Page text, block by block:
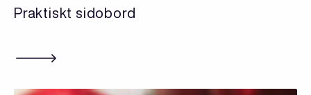
Praktiskt sidobord